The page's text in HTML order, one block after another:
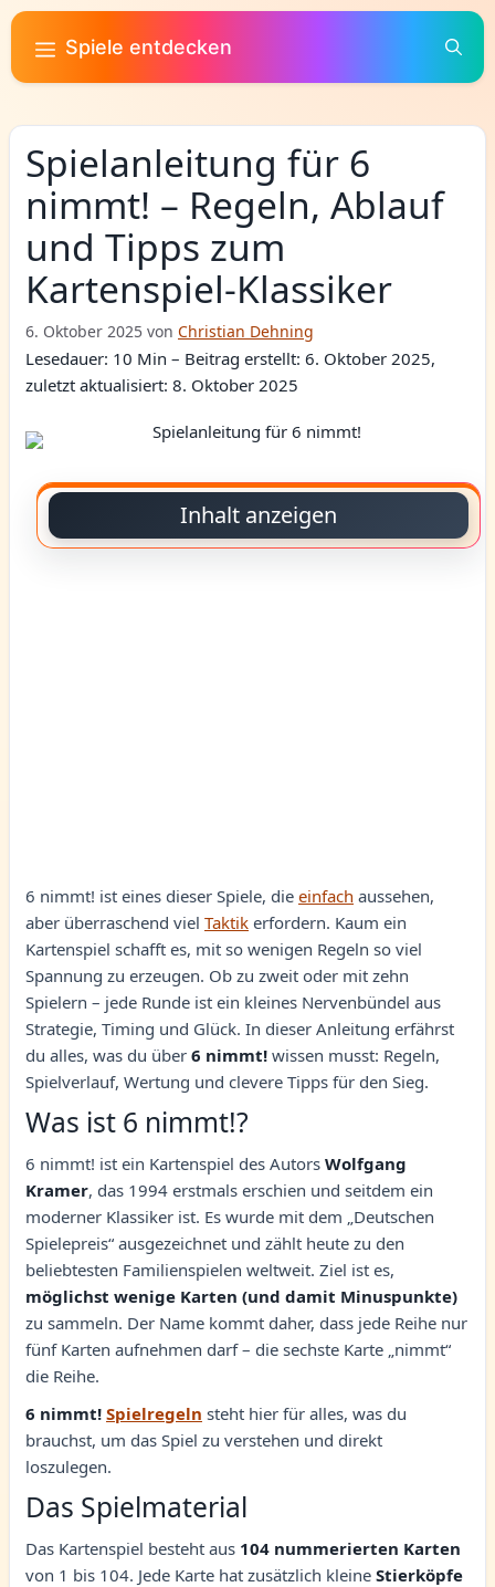
Zum
Inhalt
springen
Spiele entdecken
Spielanleitung für 6
nimmt! – Regeln, Ablauf
und Tipps zum
Kartenspiel-Klassiker
6. Oktober 2025 von Christian Dehning
Lesedauer: 10 Min – Beitrag erstellt: 6. Oktober 2025,
zuletzt aktualisiert: 8. Oktober 2025
Inhalt anzeigen
6 nimmt! ist eines dieser Spiele, die einfach aussehen,
aber überraschend viel Taktik erfordern. Kaum ein
Kartenspiel schafft es, mit so wenigen Regeln so viel
Spannung zu erzeugen. Ob zu zweit oder mit zehn
Spielern – jede Runde ist ein kleines Nervenbündel aus
Strategie, Timing und Glück. In dieser Anleitung erfährst
du alles, was du über 6 nimmt! wissen musst: Regeln,
Spielverlauf, Wertung und clevere Tipps für den Sieg.
Was ist 6 nimmt!?
6 nimmt! ist ein Kartenspiel des Autors Wolfgang
Kramer, das 1994 erstmals erschien und seitdem ein
moderner Klassiker ist. Es wurde mit dem „Deutschen
Spielepreis“ ausgezeichnet und zählt heute zu den
beliebtesten Familienspielen weltweit. Ziel ist es,
möglichst wenige Karten (und damit Minuspunkte)
zu sammeln. Der Name kommt daher, dass jede Reihe nur
fünf Karten aufnehmen darf – die sechste Karte „nimmt“
die Reihe.
6 nimmt! Spielregeln steht hier für alles, was du
brauchst, um das Spiel zu verstehen und direkt
loszulegen.
Das Spielmaterial
Das Kartenspiel besteht aus 104 nummerierten Karten
von 1 bis 104. Jede Karte hat zusätzlich kleine Stierköpfe